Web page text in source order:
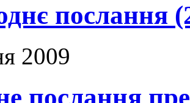
послання
2009
послання